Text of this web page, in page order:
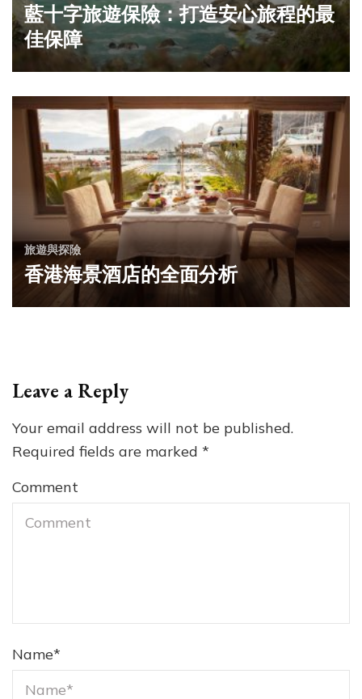
藍十字旅遊保險：打造安心旅程的最
佳保障
旅遊與探險
香港海景酒店的全面分析
Leave a Reply
Your email address will not be published.
Required fields are marked *
Comment
Name*